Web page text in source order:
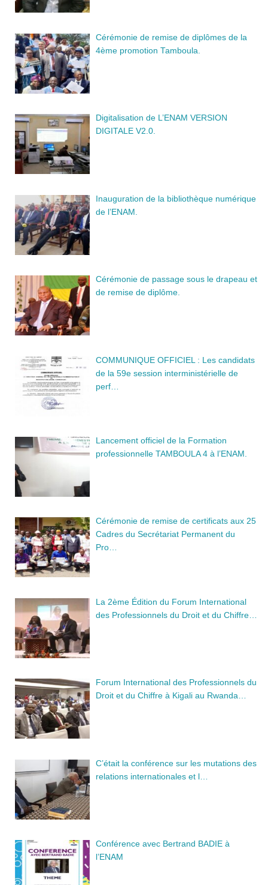
Cérémonie de remise de diplômes de la
4ème promotion Tamboula.
Digitalisation de L’ENAM VERSION
DIGITALE V2.0.
Inauguration de la bibliothèque numérique
de l’ENAM.
Cérémonie de passage sous le drapeau et
de remise de diplôme.
COMMUNIQUE OFFICIEL : Les candidats
de la 59e session interministérielle de
perf…
Lancement officiel de la Formation
professionnelle TAMBOULA 4 à l’ENAM.
Cérémonie de remise de certificats aux 25
Cadres du Secrétariat Permanent du
Pro…
La 2ème Édition du Forum International
des Professionnels du Droit et du Chiffre…
Forum International des Professionnels du
Droit et du Chiffre à Kigali au Rwanda…
C’était la conférence sur les mutations des
relations internationales et l…
Conférence avec Bertrand BADIE à
l’ENAM